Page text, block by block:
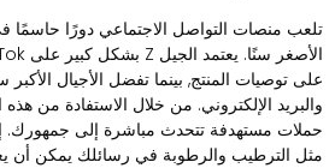
منصات التواصل الاجتماعي دورًا حاسمًا في
توصيات المنتج, بينما تفضل الأجيال الأكبر
الإلكتروني. من خلال الاستفادة من هذه
مستهدفة تتحدث مباشرة إلى جمهورك. إن
الترطيب والرطوبة في رسائلك يمكن أن